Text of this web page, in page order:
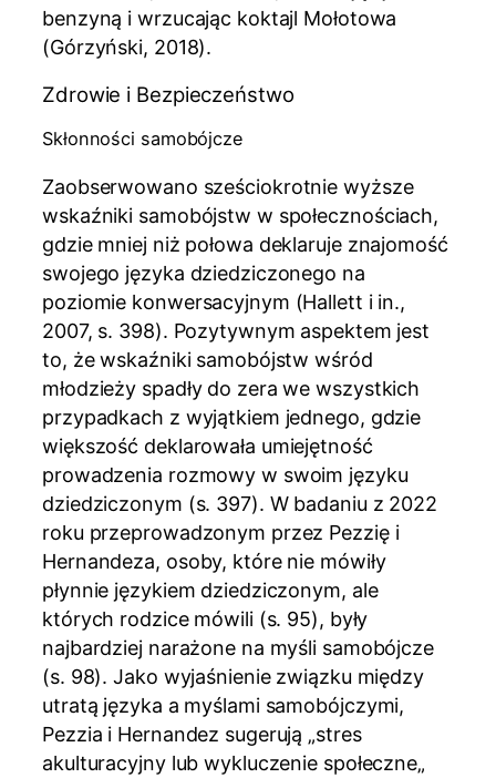
benzyną i wrzucając koktajl Mołotowa
(Górzyński, 2018).
Zdrowie i Bezpieczeństwo
Skłonności samobójcze
Zaobserwowano sześciokrotnie wyższe
wskaźniki samobójstw w społecznościach,
gdzie mniej niż połowa deklaruje znajomość
swojego języka dziedziczonego na
poziomie konwersacyjnym (Hallett i in.,
2007, s. 398). Pozytywnym aspektem jest
to, że wskaźniki samobójstw wśród
młodzieży spadły do zera we wszystkich
przypadkach z wyjątkiem jednego, gdzie
większość deklarowała umiejętność
prowadzenia rozmowy w swoim języku
dziedziczonym (s. 397). W badaniu z 2022
roku przeprowadzonym przez Pezzię i
Hernandeza, osoby, które nie mówiły
płynnie językiem dziedziczonym, ale
których rodzice mówili (s. 95), były
najbardziej narażone na myśli samobójcze
(s. 98). Jako wyjaśnienie związku między
utratą języka a myślami samobójczymi,
Pezzia i Hernandez sugerują „stres
akulturacyjny lub wykluczenie społeczne„